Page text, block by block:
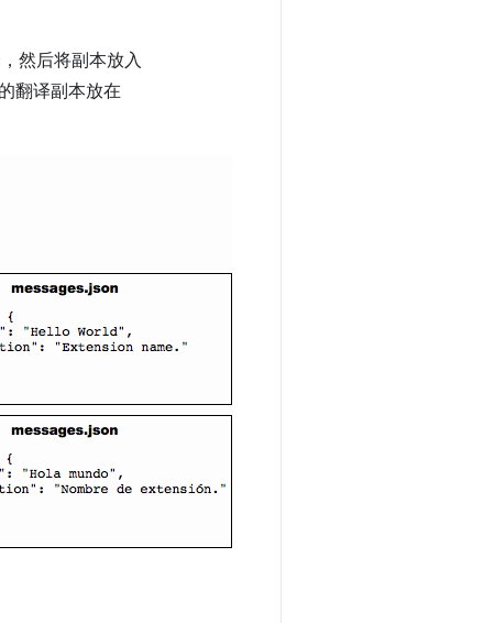
然后将副本放入
的翻译副本放在